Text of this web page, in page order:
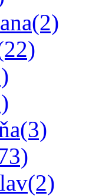
(2)
(3)
(2)